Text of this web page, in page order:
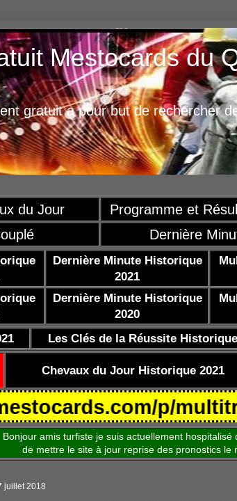
Mestocards du
gratuit a pour but de rechercher
du Jour Programme et
Dernière
Dernière Minute Historique
2021
Dernière Minute Historique
2020
Les Clés de la Réussite
Chevaux du Jour Historique 2021
p/
amis turfiste je suis actuellement hospitalisé
le site à jour reprise des pronostics le
juillet 2018